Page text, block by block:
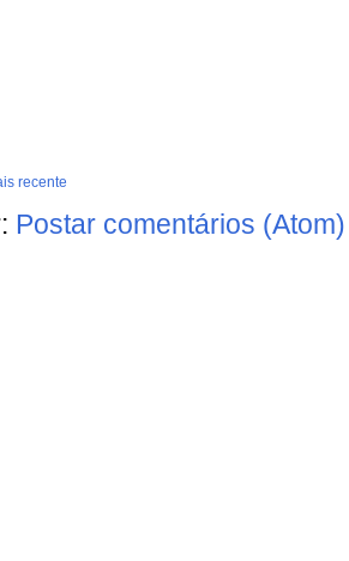
recente
Postar comentários (Atom)